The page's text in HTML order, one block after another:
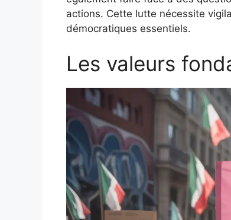
actions. Cette lutte nécessite
démocratiques essentiels.
Les valeurs